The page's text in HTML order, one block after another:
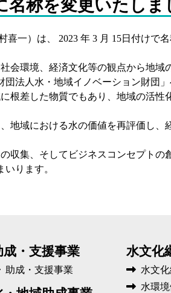
称を変更いたしま
一）は、 2023 年 3 月 15日付けで
会環境、経済文化等の観点から地域
法人水・地域イノベーション財団
根差した物質でもあり、地域の活性
地域における水の価値を再評価し、
収集、そしてビジネスコンセプトの
ります。
成・支援事業
助成・支援事業
水文化
水文
水環